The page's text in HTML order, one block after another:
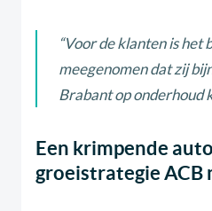
“Voor de klanten is het
meegenomen dat zij
Brabant op onderhoud
Een krimpende
groeistrategie ACB